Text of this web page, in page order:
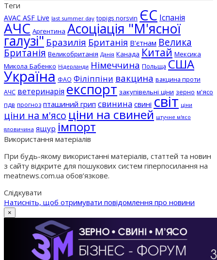
Теги
AVAC ASF Live last summer day topigs norsvin ЄС Іспанія
АЧС Аргентина Асоціація "М'ясної
галузі" Бразилія Британія В'єтнам Велика
Британія Великобританія Данія Канада Китай Мексика
Микола Бабенко Нідерланди Німеччина Польща США
Україна ФАО Філіппіни вакцина вакцина проти
АЧС ветеринарія експорт закупівельні ціни зерно м'ясо
пдв прогноз пташиний грип свинина свині світ ціни
ціни на м'ясо ціни на свиней штучне м'ясо
яловичина ящур імпорт
Використання матеріалів
При будь-якому використанні матеріалів, статтей та новин
з сайту відкрите для пошукових систем гіперпосилання на
meatnews.com.ua обов’язкове.
Слідкувати
Натисніть, щоб отримувати повідомлення про новини
×